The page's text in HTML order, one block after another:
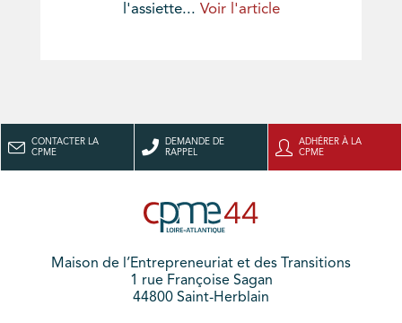
l'assiette... Voir l'article
CONTACTER LA
CPME
DEMANDE DE
RAPPEL
ADHÉRER À LA
CPME
Maison de l’Entrepreneuriat et des Transitions
1 rue Françoise Sagan
44800 Saint-Herblain